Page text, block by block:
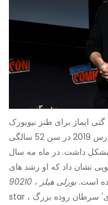
ایماژ برای طنز نیویورک
لوک پری چند روز پس از سکته در مارس 2019 در سن 52 سالگی
داشت. در ماه مه سال
نشان داد که او رشد های
است. بورلی هیلز ، 90210
star پس از مشارکت در مبارزات 'یک میلیون قوی' سرطان روده بزرگ ،